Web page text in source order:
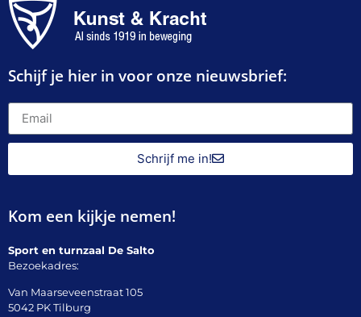
Schijf je hier in voor onze nieuwsbrief:
Schrijf me in!
Kom een kijkje nemen!
Sport en turnzaal De Salto
Bezoekadres:
Van Maarseveenstraat 105
5042 PK Tilburg